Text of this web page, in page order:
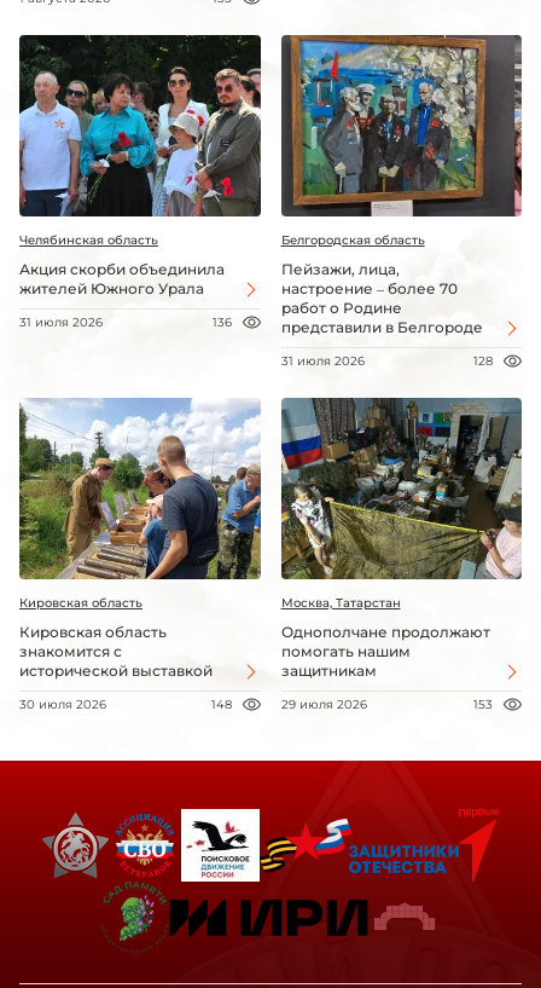
Челябинская область
Акция скорби объединила
жителей Южного Урала
31 июля 2026 136
Белгородская область
Пейзажи, лица,
настроение – более 70
работ о Родине
представили в Белгороде
31 июля 2026 128
Кировская область
Кировская область
знакомится с
исторической выставкой
30 июля 2026 148
Москва, Татарстан
Однополчане продолжают
помогать нашим
защитникам
29 июля 2026 153